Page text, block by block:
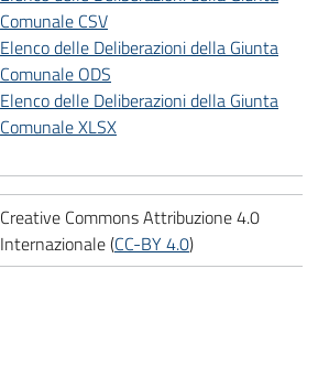
Comunale CSV
Elenco delle Deliberazioni della Giunta
Comunale ODS
Elenco delle Deliberazioni della Giunta
Comunale XLSX
Creative Commons Attribuzione 4.0
Internazionale (CC-BY 4.0)